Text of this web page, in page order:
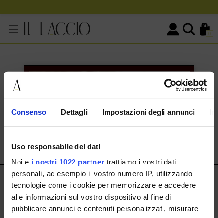
Consenso Dettagli Impostazioni degli annunci
Uso responsabile dei dati
Noi e i nostri 1022 partner trattiamo i vostri dati
personali, ad esempio il vostro numero IP, utilizzando
tecnologie come i cookie per memorizzare e accedere
alle informazioni sul vostro dispositivo al fine di
pubblicare annunci e contenuti personalizzati, misurare
0
KONTAKTINFORMATIONEN
Via Cassala 20 25126 Brescia
+393291008001
IL LACCIO
IL LACCIO